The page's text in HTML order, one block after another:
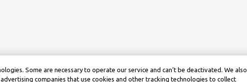
Some are necessary to operate our service and can’t be deactivated. We also
companies that use cookies and other tracking technologies to collect